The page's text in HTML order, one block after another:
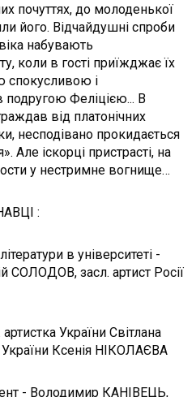
почуттях, до молоденької
його. Відчайдушні спроби
набувають
коли в гості приїжджає їх
спокусливою і
Феліцією... В
від платонічних
несподівано прокидається
Але іскорці пристрасті, на
у нестримне вогнище…
:
в університеті -
СОЛОДОВ, засл. артист Росії
України Світлана
Ксенія НІКОЛАЄВА
- Володимир КАНІВЕЦЬ,